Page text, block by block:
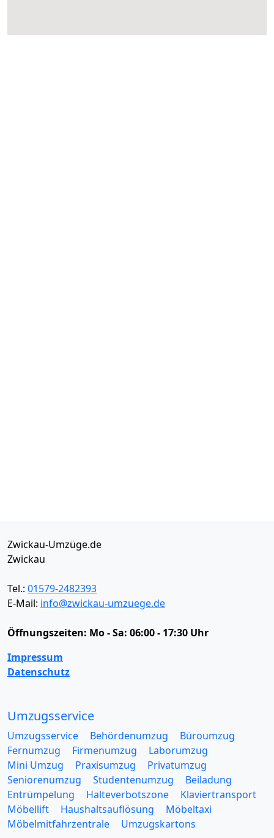
Zwickau-Umzüge.de
Zwickau
Tel.: 01579-2482393
E-Mail: info@zwickau-umzuege.de
Öffnungszeiten: Mo - Sa: 06:00 - 17:30 Uhr
Impressum
Datenschutz
Umzugsservice
Umzugsservice Behördenumzug
Büroumzug
Fernumzug
Firmenumzug
Laborumzug
Mini Umzug
Praxisumzug
Privatumzug
Seniorenumzug
Studentenumzug
Beiladung
Entrümpelung
Halteverbotszone
Klaviertransport
Möbellift
Haushaltsauflösung
Möbeltaxi
Möbelmitfahrzentrale
Umzugskartons